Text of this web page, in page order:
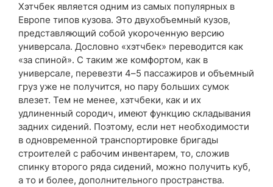
Хэтчбек является одним из самых популярных в
Европе типов кузова. Это двухобъемный кузов,
представляющий собой укороченную версию
универсала. Дословно «хэтчбек» переводится как
«за спиной». С таким же комфортом, как в
универсале, перевезти 4–5 пассажиров и объемный
груз уже не получится, но пару больших сумок
влезет. Тем не менее, хэтчбеки, как и их
удлиненный сородич, имеют функцию складывания
задних сидений. Поэтому, если нет необходимости
в одновременной транспортировке бригады
строителей с рабочим инвентарем, то, сложив
спинку второго ряда сидений, можно получить куб,
а то и более, дополнительного пространства.